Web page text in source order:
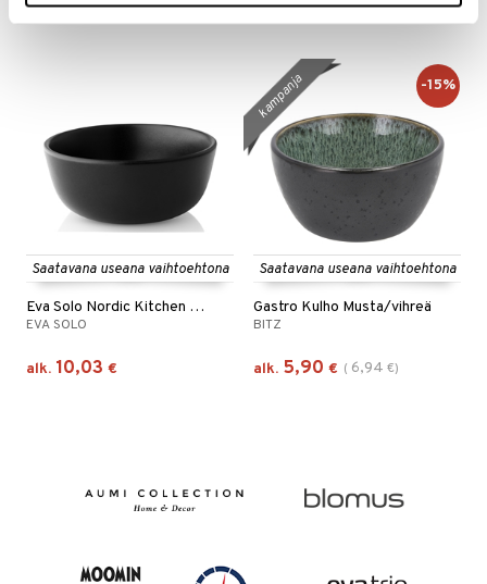
€ (59€) €
Saatavana useana vaihtoehtona
Eva Solo Nordic Kitchen Kulho
EVA SOLO
alk. 10,03 €
Saatavana useana vaihtoehtona
Gastro Kulho Musta/vihreä
BITZ
alk. 5,90 € ( 6,94 €)
kampanja -15%